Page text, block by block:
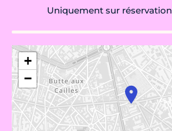
Uniquement sur réservation
+
−